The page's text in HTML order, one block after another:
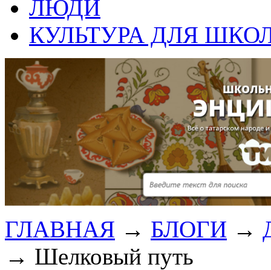
ЛЮДИ
КУЛЬТУРА ДЛЯ
ГЛАВНАЯ → БЛОГИ →
→ Шелковый путь